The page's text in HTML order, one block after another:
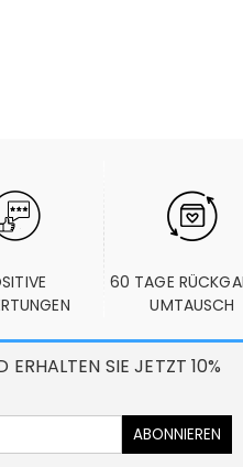
60 TAGE
UMTAUSCH
ERHALTEN SIE JETZT 10%
ABONNIEREN